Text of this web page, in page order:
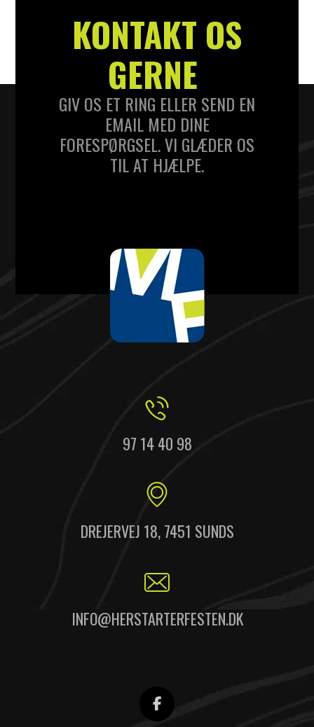
KONTAKT OS
GERNE
GIV OS ET RING ELLER SEND EN
EMAIL MED DINE
FORESPØRGSEL. VI GLÆDER OS
TIL AT HJÆLPE.
97 14 40 98
DREJERVEJ 18, 7451 SUNDS
INFO@HERSTARTERFESTEN.DK